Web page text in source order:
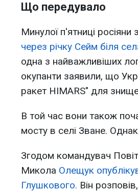
Що передувало
Минулої п'ятниці росіяни
через річку Сейм біля
одна з найважливіших
окупанти заявили, що
ракет HIMARS" для
В той час вони також
мосту в селі Зване.
Згодом командувач
Микола Олещук
Глушкового. Він